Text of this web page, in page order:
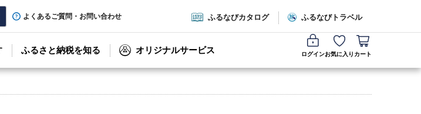
よくあるご質問・お問い合わせ ふるなびカタログ ふるなびトラベル
ふるさと納税を知る オリジナルサービス ログインお気に入り カート